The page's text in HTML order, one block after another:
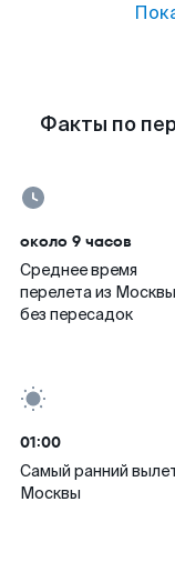
Факты по
около 9 часов
Среднее время
перелета из Москвы
без пересадок
01:00
Самый ранний
Москвы